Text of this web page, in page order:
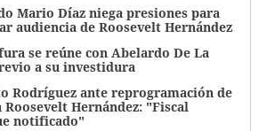
Mario Díaz niega presiones para
audiencia de Roosevelt Hernández
se reúne con Abelardo De La
a su investidura
Rodríguez ante reprogramación de
Roosevelt Hernández: "Fiscal
notificado"